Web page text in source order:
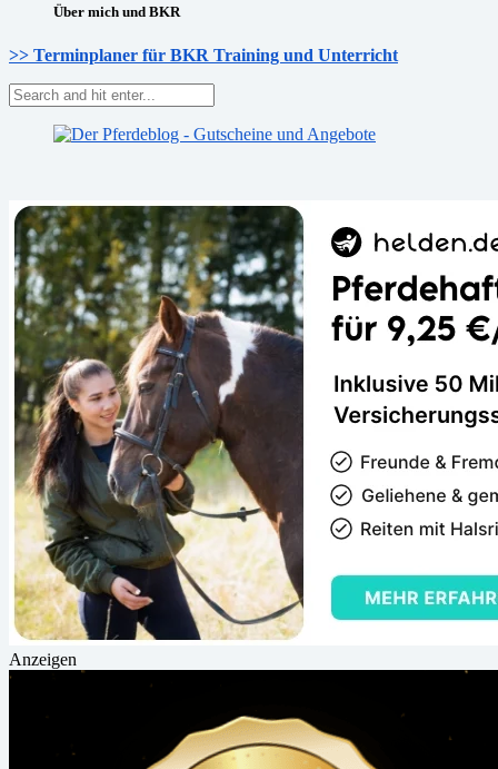
Über mich und BKR
>> Terminplaner für BKR Training und Unterricht
Anzeigen